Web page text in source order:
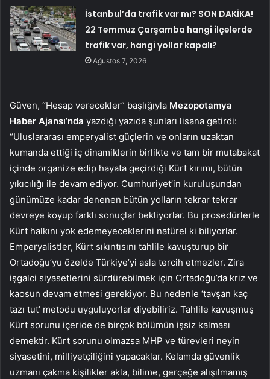
İstanbul’da trafik var mı? SON DAKİKA!
22 Temmuz Çarşamba hangi ilçelerde
trafik var, hangi yollar kapalı?
Ağustos 7, 2026
Güven, “Hesap verecekler” başlığıyla Mezopotamya
Haber Ajansı’nda yazdığı yazıda şunları lisana getirdi:
“Uluslararası emperyalist güçlerin ve onların uzaktan
kumanda ettiği iç dinamiklerin birlikte ve tam bir mutabakat
içinde organize edip hayata geçirdiği Kürt kırımı, bütün
yıkıcılığı ile devam ediyor. Cumhuriyet’in kuruluşundan
günümüze kadar denenen bütün yolların tekrar tekrar
devreye koyup farklı sonuçlar bekliyorlar. Bu prosedürlerle
Kürt halkını yok edemeyeceklerini natürel ki biliyorlar.
Emperyalistler, Kürt sıkıntısını tahlile kavuşturup bir
Ortadoğu’yu özelde Türkiye’yi asla tercih etmezler. Zira
işgalci siyasetlerini sürdürebilmek için Ortadoğu’da kriz ve
kaosun devam etmesi gerekiyor. Bu nedenle ‘tavşan kaç
tazı tut’ metodu uyguluyorlar diyebiliriz. Tahlile kavuşmuş
Kürt sorunu içeride de birçok bölümün işsiz kalması
demektir. Kürt sorunu olmazsa MHP ve türevleri neyin
siyasetini, milliyetçiliğini yapacaklar. Kelamda güvenlik
uzmanı çakma kişilikler akla, bilime, gerçeğe alışılmamış